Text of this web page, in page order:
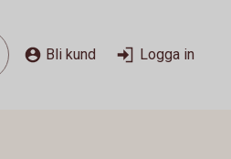
Bli kund Logga in